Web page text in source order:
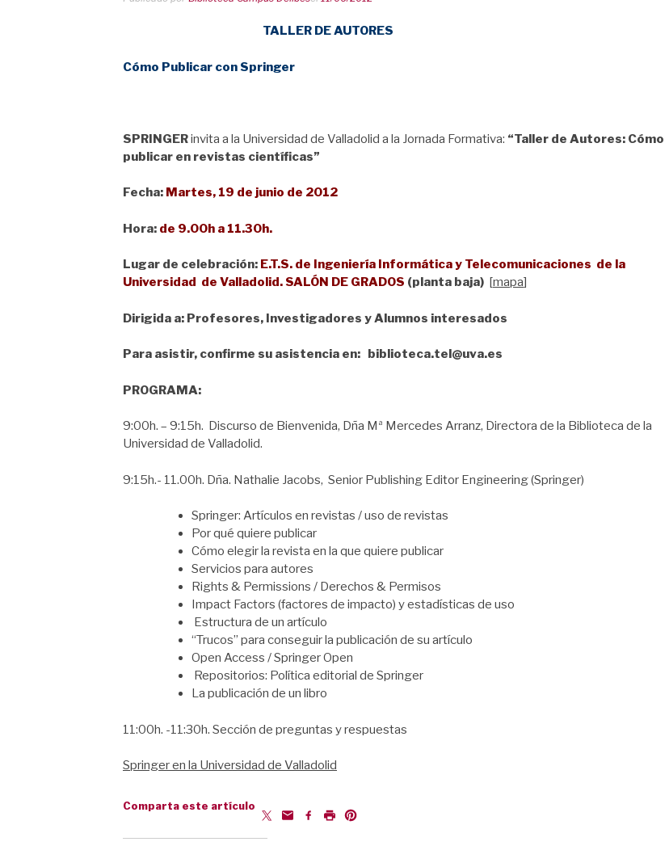
TALLER DE AUTORES
Cómo Publicar con Springer
SPRINGERinvita a la Universidad de Valladolid a la Jornada Formativa: “Taller de Autores: Cómo
publicar en revistas científicas”
Fecha: Martes, 19 de junio de 2012
Hora: de 9.00h a 11.30h.
Lugar de celebración: E.T.S. de Ingeniería Informática y Telecomunicaciones de la
Universidad de Valladolid.SALÓN DE GRADOS (planta baja) [mapa]
Dirigida a: Profesores, Investigadores y Alumnos interesados
Para asistir, confirme su asistencia en: biblioteca.tel@uva.es
PROGRAMA:
9:00h. – 9:15h. Discurso de Bienvenida, Dña Mª Mercedes Arranz, Directora de la Biblioteca de la
Universidad de Valladolid.
9:15h.- 11.00h. Dña. Nathalie Jacobs, Senior Publishing Editor Engineering (Springer)
Springer: Artículos en revistas / uso de revistas
Por qué quiere publicar
Cómo elegir la revista en la que quiere publicar
Servicios para autores
Rights & Permissions / Derechos & Permisos
Impact Factors (factores de impacto) y estadísticas de uso
Estructura de un artículo
“Trucos” para conseguir la publicación de su artículo
Open Access / Springer Open
Repositorios: Política editorial de Springer
La publicación de un libro
11:00h. -11:30h. Sección de preguntas y respuestas
Springer en la Universidad de Valladolid
Comparta este artículo